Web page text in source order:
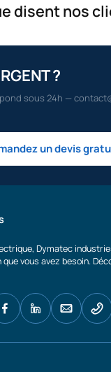
disent nos
?
sous 24h —
un devis
Dymatec
vous avez besoin.